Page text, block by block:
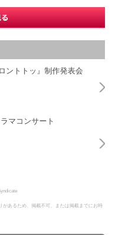
ントトッ』制作発表会
マコンサート
あるため、掲載不可、または掲載までにお時